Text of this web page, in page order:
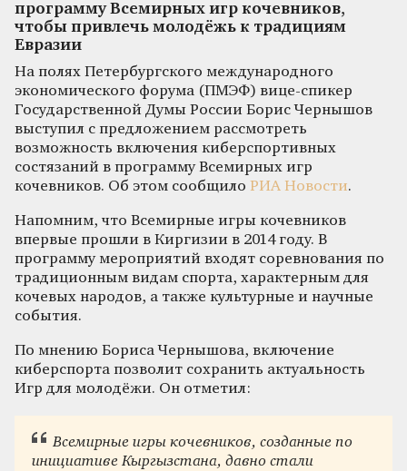
программу Всемирных игр кочевников,
чтобы привлечь молодёжь к традициям
Евразии
На полях Петербургского международного
экономического форума (ПМЭФ) вице-спикер
Государственной Думы России Борис Чернышов
выступил с предложением рассмотреть
возможность включения киберспортивных
состязаний в программу Всемирных игр
кочевников. Об этом сообщило РИА Новости.
Напомним, что Всемирные игры кочевников
впервые прошли в Киргизии в 2014 году. В
программу мероприятий входят соревнования по
традиционным видам спорта, характерным для
кочевых народов, а также культурные и научные
события.
По мнению Бориса Чернышова, включение
киберспорта позволит сохранить актуальность
Игр для молодёжи. Он отметил:
Всемирные игры кочевников, созданные по
инициативе Кыргызстана, давно стали